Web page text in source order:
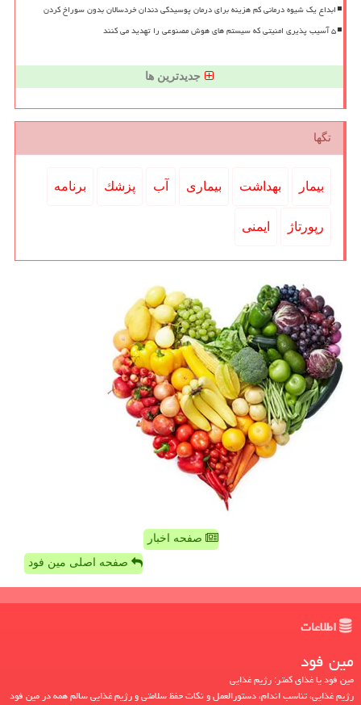
ابداع یک شیوه درمانی کم هزینه برای درمان پوسیدگی دندان خردسالان بدون سوراخ کردن
۵ آسیب پذیری امنیتی که سیستم های هوش مصنوعی را تهدید می کنند
جدیدترین ها
تگها
بیمار بهداشت بیماری آب پزشك برنامه
رپورتاژ ایمنی
صفحه اخبار
صفحه اصلی مین فود
اطلاعات
مین فود
مین فود یا غذای کمتر: رژیم غذایی
رژیم غذایی، تناسب اندام، دستورالعمل و نکات حفظ سلامتی و رژیم غذایی سالم همه در مین فود